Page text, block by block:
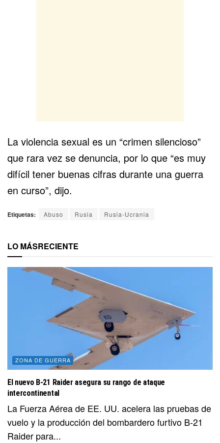
La violencia sexual es un “crimen silencioso”
que rara vez se denuncia, por lo que “es muy
difícil tener buenas cifras durante una guerra
en curso”, dijo.
Etiquetas: Abuso Rusia Rusia-Ucrania
LO MÁSRECIENTE
ZONA DE GUERRA
El nuevo B-21 Raider asegura su rango de ataque
intercontinental
La Fuerza Aérea de EE. UU. acelera las pruebas de
vuelo y la producción del bombardero furtivo B-21
Raider para...